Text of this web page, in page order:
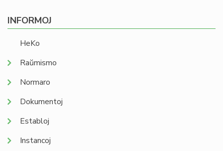
INFORMOJ
HeKo
Raŭmismo
Normaro
Dokumentoj
Establoj
Instancoj